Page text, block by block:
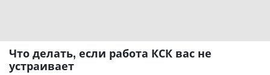
Что делать, если работа КСК вас не
устраивает